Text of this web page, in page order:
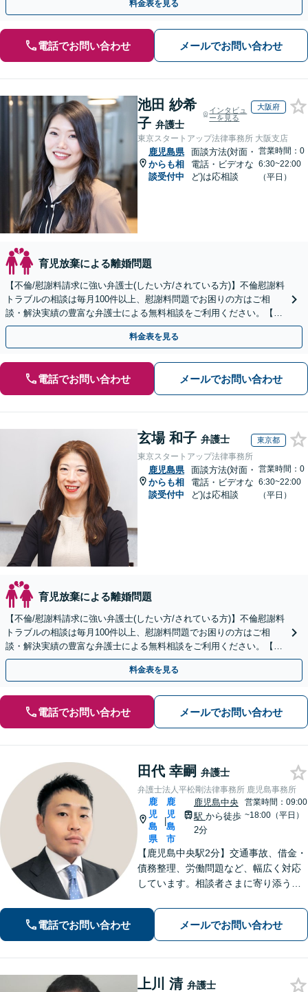
料金表を見る
電話でお問い合わせ メールでお問い合わせ
池田 紗希
子 弁護士
インタビュ
ーを見る
大阪府
東京スタートアップ法律事務所 大阪支店
鹿児島県
からも相
談受付中
面談方法(対面・
電話・ビデオな
ど)は応相談
営業時間：0
6:30~22:00
（平日）
育児放棄による離婚問題
【不倫/慰謝料請求に強い弁護士(したい方/されている方)】不倫慰謝料
トラブルの相談は毎月100件以上、慰謝料問題でお困りの方はご相
談・解決実績の豊富な弁護士による無料相談をご利用ください。【不
倫相談は初回0円】【全国対応】
料金表を見る
電話でお問い合わせ メールでお問い合わせ
玄場 和子 弁護士 東京都
東京スタートアップ法律事務所
鹿児島県
からも相
談受付中
面談方法(対面・
電話・ビデオな
ど)は応相談
営業時間：0
6:30~22:00
（平日）
育児放棄による離婚問題
【不倫/慰謝料請求に強い弁護士(したい方/されている方)】不倫慰謝料
トラブルの相談は毎月100件以上、慰謝料問題でお困りの方はご相
談・解決実績の豊富な弁護士による無料相談をご利用ください。【初
回相談０円(電話)】【全国対応】
料金表を見る
電話でお問い合わせ メールでお問い合わせ
田代 幸嗣 弁護士
弁護士法人平松剛法律事務所 鹿児島事務所
鹿
児
島
県
|
鹿
児
島
市
鹿児島中央
駅 から徒歩
2分
営業時間：09:00
~18:00（平日）
【鹿児島中央駅2分】交通事故、借金・
債務整理、労働問題など、幅広く対応
しています。相談者さまに寄り添うこ
心誠意を尽くしています。ぜひご相談
ください。【弁護士歴10年以上】
電話でお問い合わせ メールでお問い合わせ
上川 清 弁護士